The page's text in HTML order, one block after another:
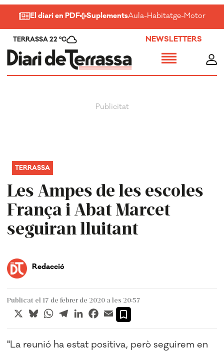
El diari en PDF SuplementsAula-Habitatge-Motor-
TERRASSA 22 ºC NEWSLETTERS
Les Ampes de les escoles
França i Abat Marcet
seguiran lluitant
TERRASSA
Redacció
Publicat el 17 de febrer de 2020 a les 20:57
X BlueskyWhatsApp
TelegramLinkedInFacebook
Email
"La reunió ha estat positiva, però seguirem en